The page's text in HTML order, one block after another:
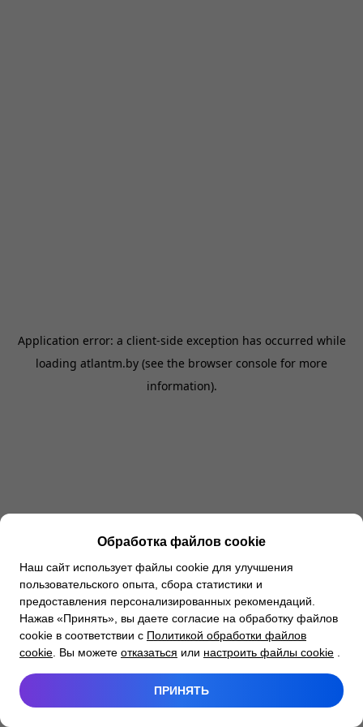
Application error: a client-side exception has occurred while
loading atlantm.by (see the browser console for more
information).
Обработка файлов cookie
Наш сайт использует файлы cookie для улучшения
пользовательского опыта, сбора статистики и
предоставления персонализированных рекомендаций.
Нажав «Принять», вы даете согласие на обработку файлов
cookie в соответствии с Политикой обработки файлов
cookie . Вы можете отказаться или настроить файлы cookie
ПРИНЯТЬ